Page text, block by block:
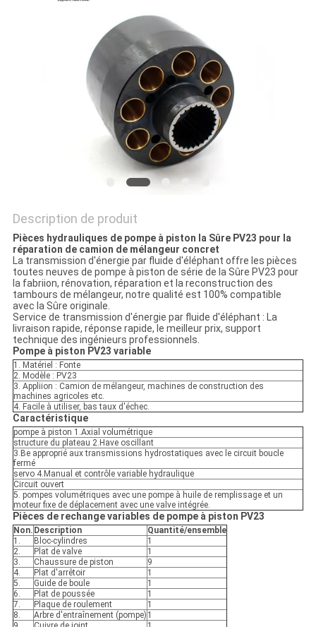
Description de produit
Pièces hydrauliques de pompe à piston la Sûre PV23 pour la
réparation de camion de mélangeur concret
La transmission d'énergie par fluide d'éléphant offre les pièces
toutes neuves de pompe à piston de série de la Sûre PV23 pour
la fabriion, rénovation, réparation et la reconstruction des
tambours de mélangeur, notre qualité est 100% compatible
avec la Sûre originale.
Service de transmission d'énergie par fluide d'éléphant : La
livraison rapide, réponse rapide, le meilleur prix, support
technique des ingénieurs professionnels.
Pompe à piston PV23 variable
1. Matériel : Fonte
2. Modèle : PV23
3. Appliion : Camion de mélangeur, machines de construction des
machines agricoles etc.
4. Facile à utiliser, bas taux d'échec.
Caractéristique
pompe à piston 1.Axial volumétrique
structure du plateau 2.Have oscillant
3.Be approprié aux transmissions hydrostatiques avec le circuit boucle
fermé
servo 4.Manual et contrôle variable hydraulique
Circuit ouvert
5. pompes volumétriques avec une pompe à huile de remplissage et un
moteur fixe de déplacement avec une valve intégrée.
Pièces de rechange variables de pompe à piston PV23
Non. Description
Quantité/ensemble
1.
Bloc-cylindres
1
2.
Plat de valve
1
3.
Chaussure de piston
9
4.
Plat d'arrêtoir
1
5.
Guide de boule
1
6.
Plat de poussée
1
7.
Plaque de roulement
1
8.
Arbre d'entraînement (pompe) 1